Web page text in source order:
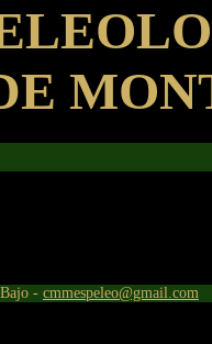
- cmmespeleo@gmail.com